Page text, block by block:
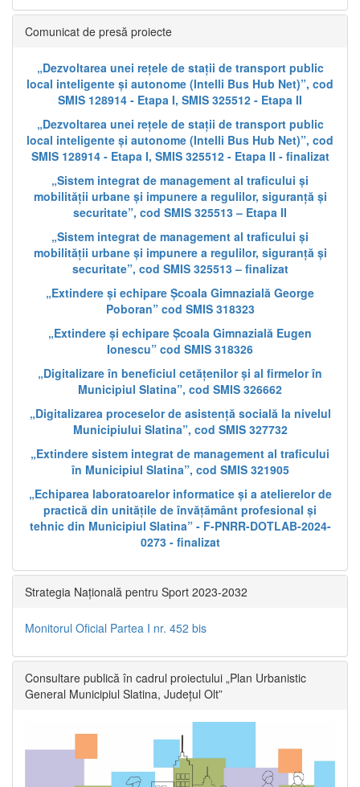
Comunicat de presă proiecte
„Dezvoltarea unei rețele de stații de transport public
local inteligente și autonome (Intelli Bus Hub Net)”, cod
SMIS 128914 - Etapa I, SMIS 325512 - Etapa II
„Dezvoltarea unei rețele de stații de transport public
local inteligente și autonome (Intelli Bus Hub Net)”, cod
SMIS 128914 - Etapa I, SMIS 325512 - Etapa II - finalizat
„Sistem integrat de management al traficului și
mobilității urbane și impunere a regulilor, siguranță și
securitate”, cod SMIS 325513 – Etapa II
„Sistem integrat de management al traficului și
mobilității urbane și impunere a regulilor, siguranță și
securitate”, cod SMIS 325513 – finalizat
„Extindere și echipare Școala Gimnazială George
Poboran” cod SMIS 318323
„Extindere și echipare Școala Gimnazială Eugen
Ionescu” cod SMIS 318326
„Digitalizare în beneficiul cetățenilor și al firmelor în
Municipiul Slatina”, cod SMIS 326662
„Digitalizarea proceselor de asistență socială la nivelul
Municipiului Slatina”, cod SMIS 327732
„Extindere sistem integrat de management al traficului
în Municipiul Slatina”, cod SMIS 321905
„Echiparea laboratoarelor informatice și a atelierelor de
practică din unitățile de învățământ profesional și
tehnic din Municipiul Slatina” - F-PNRR-DOTLAB-2024-
0273 - finalizat
Strategia Națională pentru Sport 2023-2032
Monitorul Oficial Partea I nr. 452 bis
Consultare publică în cadrul proiectului „Plan Urbanistic
General Municipiul Slatina, Județul Olt”